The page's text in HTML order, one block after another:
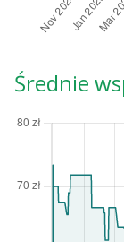
Średnie